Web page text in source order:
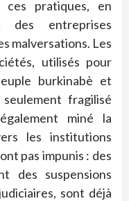
ces pratiques, en
entreprises
malversations. Les
utilisés pour
burkinabè et
fragilisé
miné la
les institutions
pas impunis : des
des suspensions
sont déjà